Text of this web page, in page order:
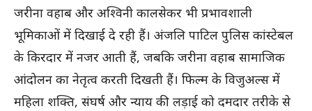
जरीना वहाब और अश्विनी कालसेकर भी प्रभावशाली
भूमिकाओं में दिखाई दे रही हैं। अंजलि पाटिल पुलिस कांस्टेबल
के किरदार में नजर आती हैं, जबकि जरीना वहाब सामाजिक
आंदोलन का नेतृत्व करती दिखती हैं। फिल्म के विजुअल्स में
महिला शक्ति, संघर्ष और न्याय की लड़ाई को दमदार तरीके से